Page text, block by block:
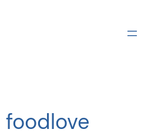
foodlove